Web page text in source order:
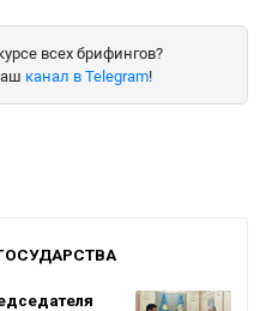
всех брифингов?
канал в Telegram!